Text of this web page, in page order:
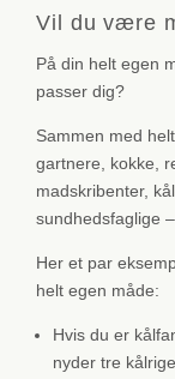
Vil du være
På din helt egen
passer dig?
Sammen med
gartnere, kokke,
madskribenter,
sundhedsfaglige
Her et par
helt egen måde:
Hvis du er
nyder tre